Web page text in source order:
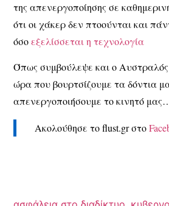
της απενεργοποίησης σε
ότι οι χάκερ δεν πτοούνται και
όσοεξελίσσεται η τεχνολογία
Όπως συμβούλεψε και ο
ώρα που βουρτσίζουμε τα δόντια
απενεργοποιήσουμε το κινητό
Ακολούθησε το flust.gr στο